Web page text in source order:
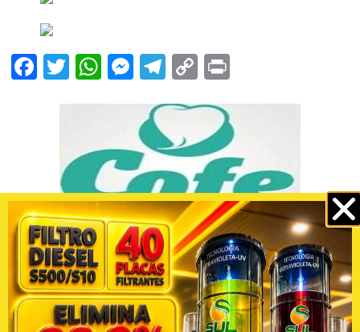
Facebook
Twitter
WhatsApp
Messenger
Telegram
Copy